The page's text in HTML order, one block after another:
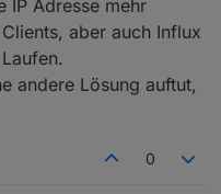
IP Adresse mehr
aber auch Influx
andere Lösung auftut,
0